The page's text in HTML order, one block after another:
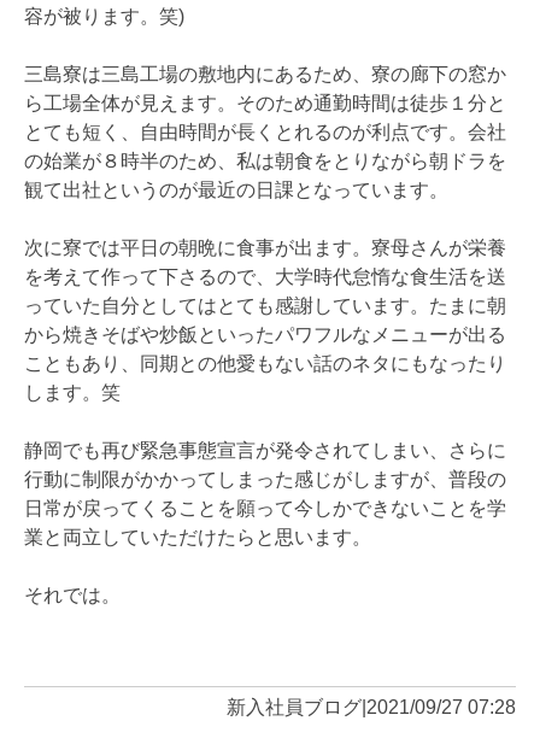
容が被ります。笑)
三島寮は三島工場の敷地内にあるため、寮の廊下の窓か
ら工場全体が見えます。そのため通勤時間は徒歩１分と
とても短く、自由時間が長くとれるのが利点です。会社
の始業が８時半のため、私は朝食をとりながら朝ドラを
観て出社というのが最近の日課となっています。
次に寮では平日の朝晩に食事が出ます。寮母さんが栄養
を考えて作って下さるので、大学時代怠惰な食生活を送
っていた自分としてはとても感謝しています。たまに朝
から焼きそばや炒飯といったパワフルなメニューが出る
こともあり、同期との他愛もない話のネタにもなったり
します。笑
静岡でも再び緊急事態宣言が発令されてしまい、さらに
行動に制限がかかってしまった感じがしますが、普段の
日常が戻ってくることを願って今しかできないことを学
業と両立していただけたらと思います。
それでは。
新入社員ブログ 2021/09/27 07:28